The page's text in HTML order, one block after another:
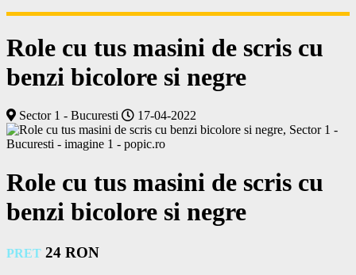
Role cu tus masini de scris cu
benzi bicolore si negre
Sector 1 - Bucuresti 17-04-2022
Role cu tus masini de scris cu
benzi bicolore si negre
PRET 24 RON